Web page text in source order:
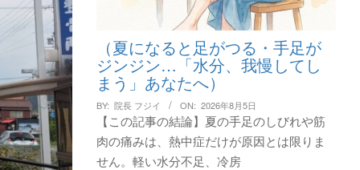
（夏になると足がつる・手足が
ジンジン…「水分、我慢してし
まう」あなたへ）
BY: 院長 フジイ ON: 2026年8月5日
【この記事の結論】夏の手足のしびれや筋
肉の痛みは、熱中症だけが原因とは限りま
せん。軽い水分不足、冷房